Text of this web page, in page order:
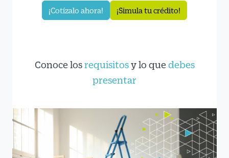
¡Cotízalo ahora! ¡Simula tu crédito!
Conoce los requisitosy lo que debes
presentar